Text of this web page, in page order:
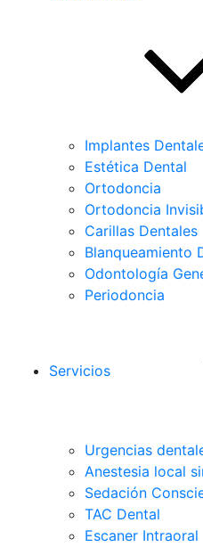
Implantes
Estética Dental
Ortodoncia
Ortodoncia
Carillas Dentales
Blanqueamiento
Odontología
Periodoncia
Servicios
Urgencias
Anestesia local
Sedación
TAC Dental
Escaner Intraoral